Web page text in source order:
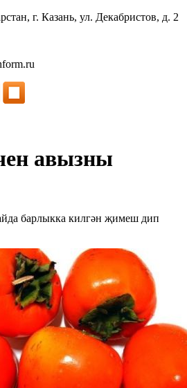
г. Казань, ул. Декабристов, д. 2
авызны
барлыкка килгән җимеш дип